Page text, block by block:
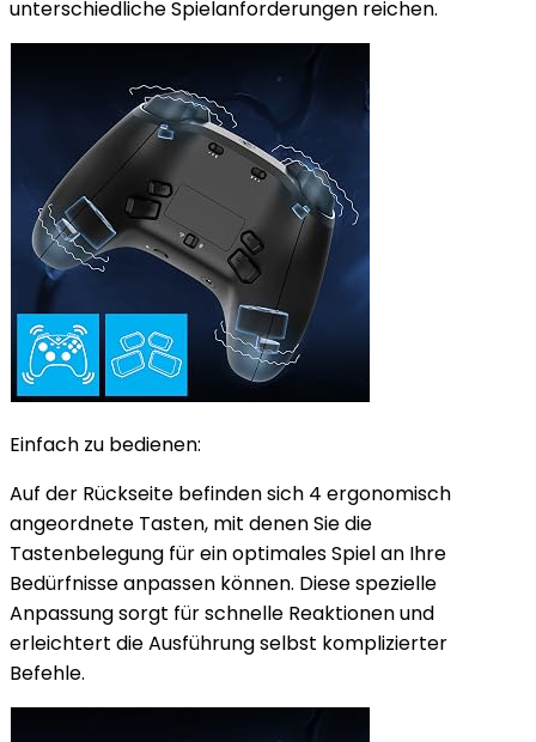
unterschiedliche Spielanforderungen reichen.
Einfach zu bedienen:
Auf der Rückseite befinden sich 4 ergonomisch
angeordnete Tasten, mit denen Sie die
Tastenbelegung für ein optimales Spiel an Ihre
Bedürfnisse anpassen können. Diese spezielle
Anpassung sorgt für schnelle Reaktionen und
erleichtert die Ausführung selbst komplizierter
Befehle.